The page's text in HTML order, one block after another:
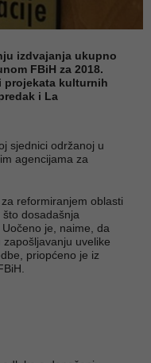
izdvajanja ukupno
FBiH za 2018.
projekata kulturnih
i La
sjednici održanoj u
agencijama za
reformiranjem oblasti
dosadašnja
je, naime, da
uvelike
priopćeno je iz